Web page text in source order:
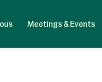
Meetings & Events